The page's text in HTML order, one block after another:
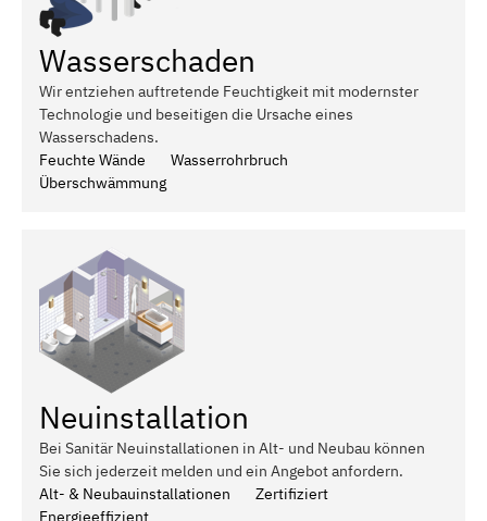
Wasserschaden
Wir entziehen auftretende Feuchtigkeit mit modernster
Technologie und beseitigen die Ursache eines
Wasserschadens.
Feuchte Wände
Wasserrohrbruch
Überschwämmung
Neuinstallation
Bei Sanitär Neuinstallationen in Alt- und Neubau können
Sie sich jederzeit melden und ein Angebot anfordern.
Alt- & Neubauinstallationen
Zertifiziert
Energieeffizient